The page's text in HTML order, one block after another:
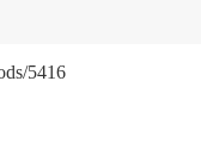
5416